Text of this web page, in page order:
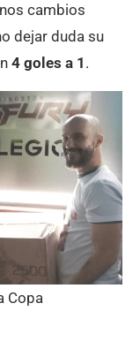
cambios
dejar duda su
4 goles a 1 .
Copa